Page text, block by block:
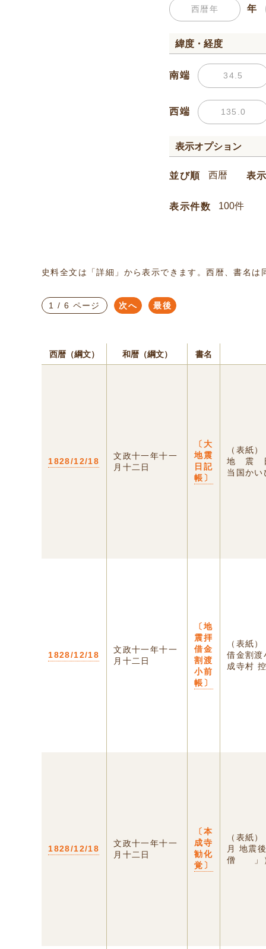
年
緯度・経度
南端
西端
表示オプション
並び順 表
表示件数
史料全文は「詳細」から表示できます。西暦、書名
1 / 6 ページ 次へ 最後
西暦（綱文） 和暦（綱文） 書名
1828/12/18
文政十一年十一
月十二日
〔大
地震
日記
帳〕
（表紙
地 震
当国か
1828/12/18
文政十一年十一
月十二日
〔地
震拝
借金
割渡
小前
帳〕
（表紙
借金
成寺村
1828/12/18
文政十一年十一
月十二日
〔本
成寺
勧化
覚〕
（表紙
月 地震
僧 」）